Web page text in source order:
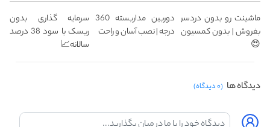
ماشینت رو بدون دردسر
بفروش | بدون کمسیون
😍
دوربین مداربسته 360
درجه | نصب آسان و راحت
سرمایه گذاری بدون
ریسک با سود 38 درصد
سالانه📈
دیدگاه ها (۰ دیدگاه)